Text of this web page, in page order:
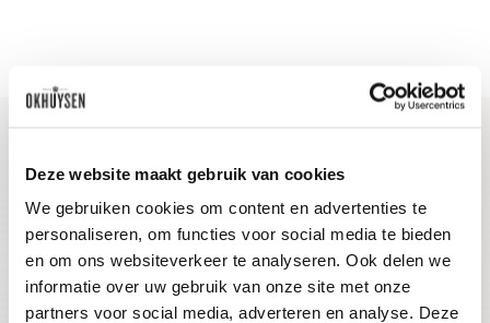
Deze website maakt gebruik van cookies
We gebruiken cookies om content en advertenties te
personaliseren, om functies voor social media te bieden
en om ons websiteverkeer te analyseren. Ook delen we
informatie over uw gebruik van onze site met onze
partners voor social media, adverteren en analyse. Deze
Blijf op de hoogte
Ontvang het laatste wijnnieuws, proeverijen en
evenementen
E-mailadres